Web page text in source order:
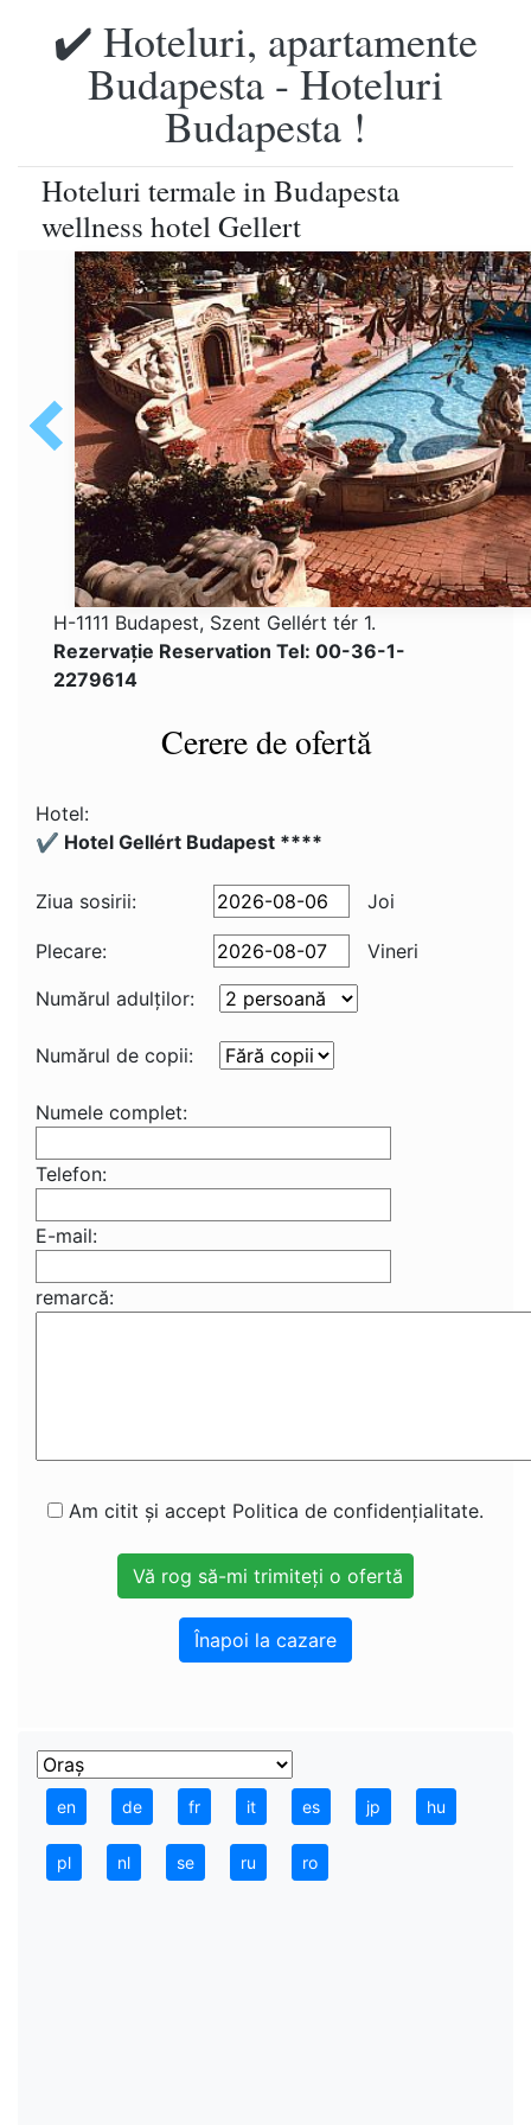
✔️ Hoteluri, apartamente
Budapesta - Hoteluri
Budapesta !
Hoteluri termale in Budapesta
wellness hotel Gellert
H-1111 Budapest, Szent Gellért tér 1.
Rezervaţie Reservation Tel: 00-36-1-
2279614
Cerere de ofertă
Hotel:
✔️ Hotel Gellért Budapest ****
Ziua sosirii: Joi
Plecare:
Vineri
Numărul adulţilor:
Numărul de copii:
Numele complet:
Telefon:
E-mail:
remarcă:
Am citit și accept Politica de confidențialitate.
Înapoi la cazare
en de fr it es jp hu
pl nl se ru ro